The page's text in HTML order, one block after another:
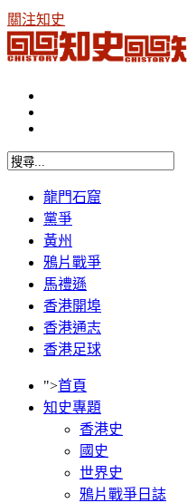
關注知史
龍門石窟
黨爭
黃州
鴉片戰爭
馬禮遜
香港開埠
香港通志
香港足球
">首頁
知史專題
香港史
國史
世界史
鴉片戰爭日誌